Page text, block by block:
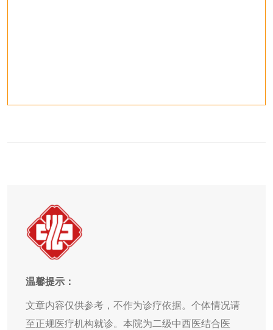
温馨提示：
文章内容仅供参考，不作为诊疗依据。个体情况请
至正规医疗机构就诊。本院为二级中西医结合医